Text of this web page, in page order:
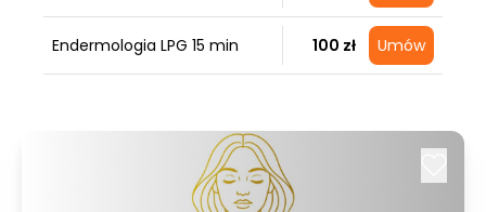
Endermologia LPG 15 min 100 zł Umów